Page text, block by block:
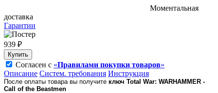
Моментальная
доставка
Гарантии
939 ₽
Купить
Согласен с «Правилами покупки товаров»
Описание Систем. требования Инструкция
После оплаты товара вы получите ключ Total War: WARHAMMER -
Call of the Beastmen